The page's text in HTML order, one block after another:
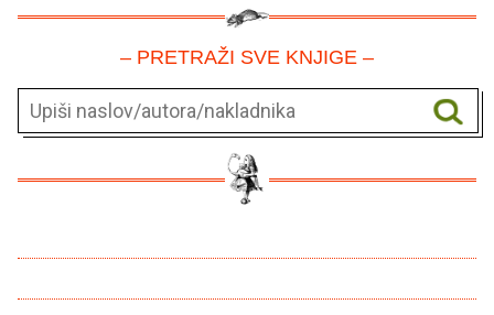
– PRETRAŽI SVE KNJIGE –